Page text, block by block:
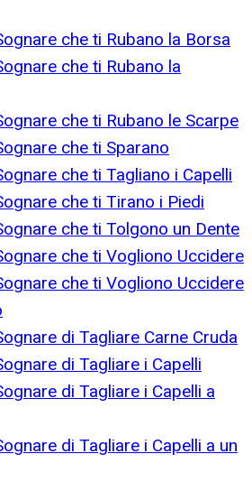
che ti Rubano la Borsa
che ti Rubano la
che ti Rubano le Scarpe
che ti Sparano
che ti Tagliano i Capelli
che ti Tirano i Piedi
che ti Tolgono un Dente
che ti Vogliono Uccidere
che ti Vogliono Uccidere
di Tagliare Carne Cruda
di Tagliare i Capelli
di Tagliare i Capelli a
di Tagliare i Capelli a un